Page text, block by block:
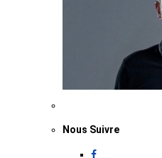
Nous Suivre